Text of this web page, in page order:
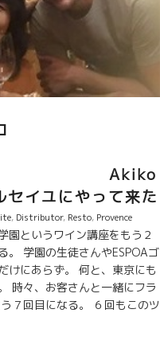
セイユにやって来た
, Distributor, Resto, Provence
園というワイン講座をもう２
。 学園の生徒さんやESPOAゴ
けにあらず。 何と、東京にも
時々、お客さんと一緒にフラ
７回目になる。 ６回もこのツ
んもいる。 今回は１７名とい